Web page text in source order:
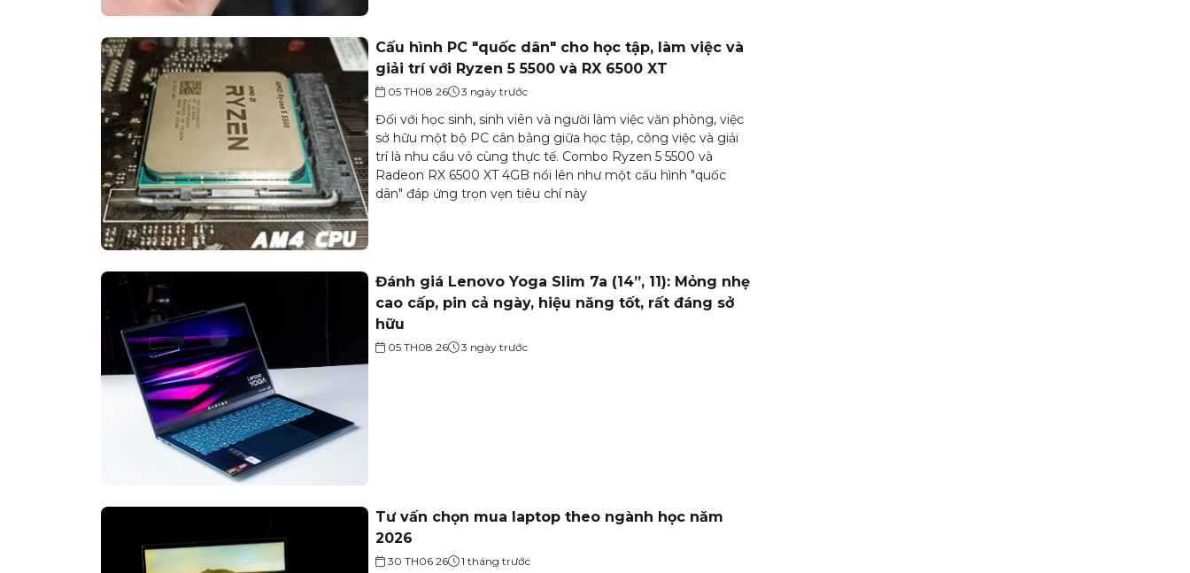
Cấu hình PC "quốc dân" cho học tập, làm việc và
giải trí với Ryzen 5 5500 và RX 6500 XT
05 TH08 26 3 ngày trước
Đối với học sinh, sinh viên và người làm việc văn phòng, việc
sở hữu một bộ PC cân bằng giữa học tập, công việc và giải
trí là nhu cầu vô cùng thực tế. Combo Ryzen 5 5500 và
Radeon RX 6500 XT 4GB nổi lên như một cấu hình "quốc
dân" đáp ứng trọn vẹn tiêu chí này
Đánh giá Lenovo Yoga Slim 7a (14”, 11): Mỏng nhẹ
cao cấp, pin cả ngày, hiệu năng tốt, rất đáng sở
hữu
05 TH08 26 3 ngày trước
Tư vấn chọn mua laptop theo ngành học năm
2026
30 TH06 26 1 tháng trước